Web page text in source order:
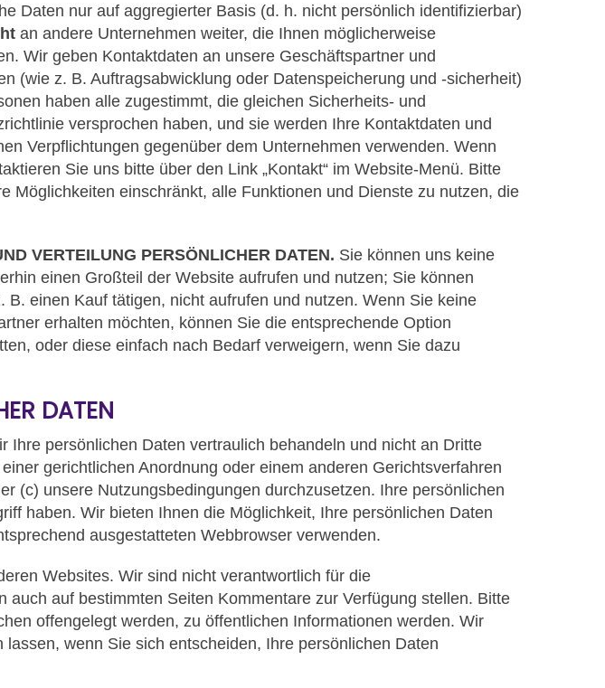
Daten nur auf aggregierter Basis (d. h. nicht persönlich identifizierbar)
an andere Unternehmen weiter, die Ihnen möglicherweise
Wir geben Kontaktdaten an unsere Geschäftspartner und
(wie z. B. Auftragsabwicklung oder Datenspeicherung und -sicherheit)
haben alle zugestimmt, die gleichen Sicherheits- und
versprochen haben, und sie werden Ihre Kontaktdaten und
Verpflichtungen gegenüber dem Unternehmen verwenden. Wenn
Sie uns bitte über den Link „Kontakt“ im Website-Menü. Bitte
Möglichkeiten einschränkt, alle Funktionen und Dienste zu nutzen, die
VERTEILUNG PERSÖNLICHER DATEN. Sie können uns keine
einen Großteil der Website aufrufen und nutzen; Sie können
einen Kauf tätigen, nicht aufrufen und nutzen. Wenn Sie keine
erhalten möchten, können Sie die entsprechende Option
oder diese einfach nach Bedarf verweigern, wenn Sie dazu
DATEN
persönlichen Daten vertraulich behandeln und nicht an Dritte
gerichtlichen Anordnung oder einem anderen Gerichtsverfahren
(c) unsere Nutzungsbedingungen durchzusetzen. Ihre persönlichen
haben. Wir bieten Ihnen die Möglichkeit, Ihre persönlichen Daten
ausgestatteten Webbrowser verwenden.
Websites. Wir sind nicht verantwortlich für die
auf bestimmten Seiten Kommentare zur Verfügung stellen. Bitte
offengelegt werden, zu öffentlichen Informationen werden. Wir
wenn Sie sich entscheiden, Ihre persönlichen Daten